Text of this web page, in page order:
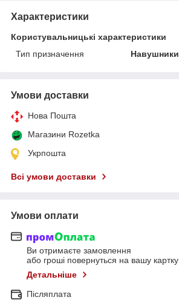
Характеристики
Користувальницькі характеристики
Тип призначення
Навушники
Умови доставки
Нова Пошта
Магазини Rozetka
Укрпошта
Всі умови доставки
Умови оплати
Ви отримаєте замовлення
або гроші повернуться на вашу картку
Детальніше
Післяплата